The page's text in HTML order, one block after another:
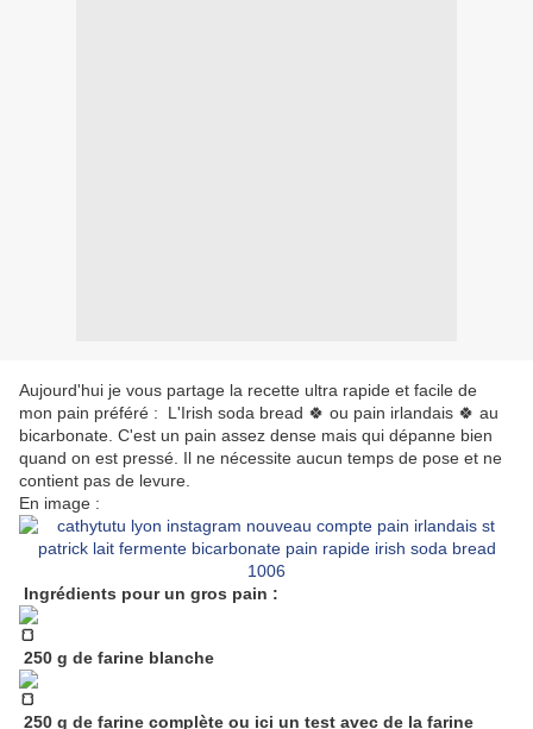
Aujourd'hui je vous partage la recette ultra rapide et facile de
mon pain préféré : L'Irish soda bread 🍀 ou pain irlandais 🍀 au
bicarbonate. C'est un pain assez dense mais qui dépanne bien
quand on est pressé. Il ne nécessite aucun temps de pose et ne
contient pas de levure.
En image :
Ingrédients pour un gros pain :
250 g de farine blanche
250 g de farine complète ou ici un test avec de la farine